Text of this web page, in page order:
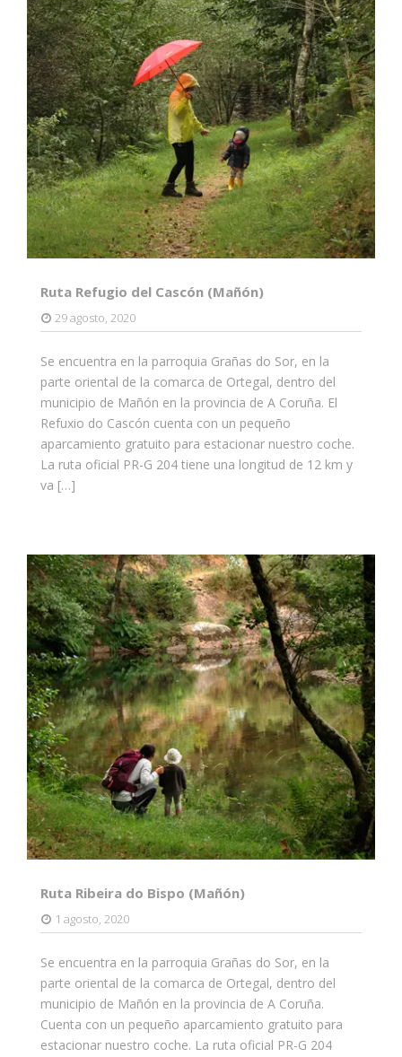
Ruta Refugio del Cascón (Mañón)
29 agosto, 2020
Se encuentra en la parroquia Grañas do Sor, en la
parte oriental de la comarca de Ortegal, dentro del
municipio de Mañón en la provincia de A Coruña. El
Refuxio do Cascón cuenta con un pequeño
aparcamiento gratuito para estacionar nuestro coche.
La ruta oficial PR-G 204 tiene una longitud de 12 km y
va […]
Ruta Ribeira do Bispo (Mañón)
1 agosto, 2020
Se encuentra en la parroquia Grañas do Sor, en la
parte oriental de la comarca de Ortegal, dentro del
municipio de Mañón en la provincia de A Coruña.
Cuenta con un pequeño aparcamiento gratuito para
estacionar nuestro coche. La ruta oficial PR-G 204